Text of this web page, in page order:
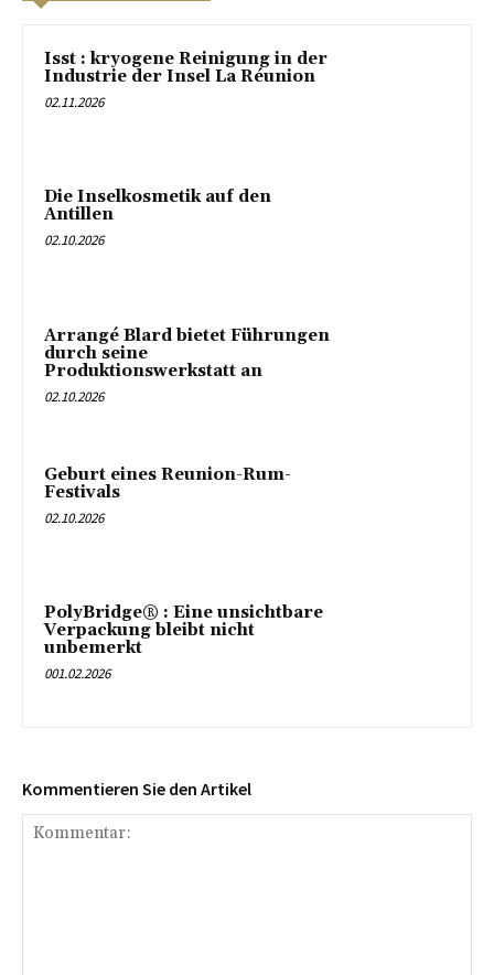
Isst : kryogene Reinigung in der
Industrie der Insel La Réunion
02.11.2026
Die Inselkosmetik auf den
Antillen
02.10.2026
Arrangé Blard bietet Führungen
durch seine
Produktionswerkstatt an
02.10.2026
Geburt eines Reunion-Rum-
Festivals
02.10.2026
PolyBridge® : Eine unsichtbare
Verpackung bleibt nicht
unbemerkt
001.02.2026
Kommentieren Sie den Artikel